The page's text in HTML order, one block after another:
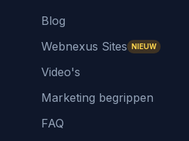
Blog
Webnexus Sites NIEUW
Video's
Marketing begrippen
FAQ